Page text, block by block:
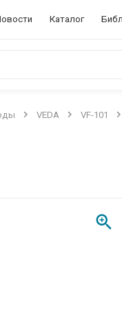
Каталог
VEDA VF-101